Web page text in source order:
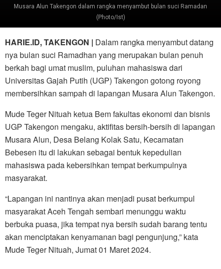
Musara Alun Takengon dalam rangka menyambut bulan suci Ramadan
(Photo/Ist)
HARIE.ID, TAKENGON | Dalam rangka menyambut datang
nya bulan suci Ramadhan yang merupakan bulan penuh
berkah bagi umat muslim, puluhan mahasiswa dari
Universitas Gajah Putih (UGP) Takengon gotong royong
membersihkan sampah di lapangan Musara Alun Takengon.
Mude Teger Nituah ketua Bem fakultas ekonomi dan bisnis
UGP Takengon mengaku, aktifitas bersih-bersih di lapangan
Musara Alun, Desa Belang Kolak Satu, Kecamatan
Bebesen itu di lakukan sebagai bentuk kepedulian
mahasiswa pada kebersihkan tempat berkumpulnya
masyarakat.
“Lapangan ini nantinya akan menjadi pusat berkumpul
masyarakat Aceh Tengah sembari menunggu waktu
berbuka puasa, jika tempat nya bersih sudah barang tentu
akan menciptakan kenyamanan bagi pengunjung,” kata
Mude Teger Nituah, Jumat 01 Maret 2024.